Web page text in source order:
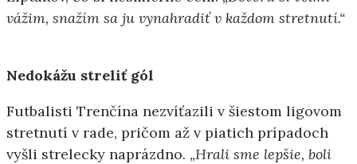
vážim, snažím sa ju vynahradiť v každom stretnutí.“
Nedokážu streliť gól
Futbalisti Trenčína nezvíťazili v šiestom ligovom
stretnutí v rade, pričom až v piatich prípadoch
vyšli strelecky naprázdno. „Hrali sme lepšie, boli